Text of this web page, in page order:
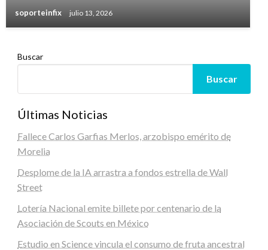
soporteinfix julio 13, 2026
Buscar
Buscar
Últimas Noticias
Fallece Carlos Garfias Merlos, arzobispo emérito de
Morelia
Desplome de la IA arrastra a fondos estrella de Wall
Street
Lotería Nacional emite billete por centenario de la
Asociación de Scouts en México
Estudio en Science vincula el consumo de fruta ancestral